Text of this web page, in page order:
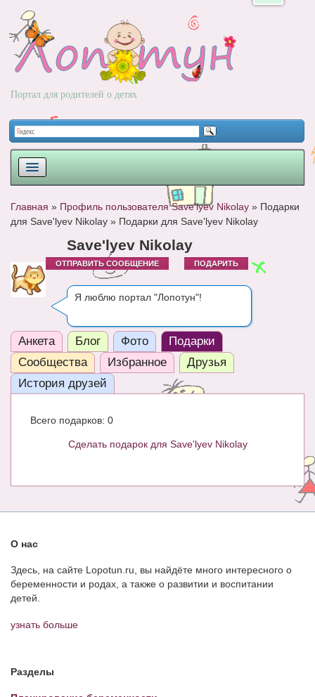
Портал для родителей о детях
РОДЫ
НОВОРОЖДЕННЫЙ
РАЗВИТИЕ
ВОПРОС-ОТВЕТ
ЧАТ
КНИГИ
Рекомендовано
ПСИХОЛОГИЯ
СООБЩЕСТВА
БЛОГИ
БЕРЕМЕННОСТЬ
Календарь беременности
Главная » Профиль пользователя Save'lyev Nikolay » Подарки
для Save'lyev Nikolay » Подарки для Save'lyev Nikolay
Save'lyev Nikolay
ОТПРАВИТЬ СООБЩЕНИЕ ПОДАРИТЬ
Я люблю портал "Лопотун"!
Анкета Блог Фото
Подарки
Сообщества
Избранное
Друзья
История друзей
Всего подарков: 0
Сделать подарок для Save'lyev Nikolay
О нас
Здесь, на сайте Lopotun.ru, вы найдёте много интересного о
беременности и родах, а также о развитии и воспитании
детей.
узнать больше
Разделы